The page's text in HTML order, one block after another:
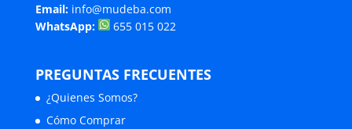
Email: info@mudeba.com
WhatsApp:
655 015 022
PREGUNTAS FRECUENTES
¿Quienes Somos?
Cómo Comprar